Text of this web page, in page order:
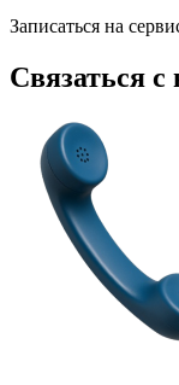
Записаться на
Связаться с